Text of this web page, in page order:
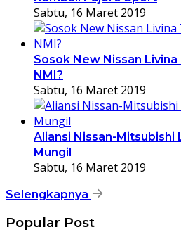
Sabtu, 16 Maret 2019
Sosok New Nissan
NMI?
Sabtu, 16 Maret 2019
Aliansi Nissan-Mitsubishi
Mungil
Sabtu, 16 Maret 2019
Selengkapnya
Popular Post